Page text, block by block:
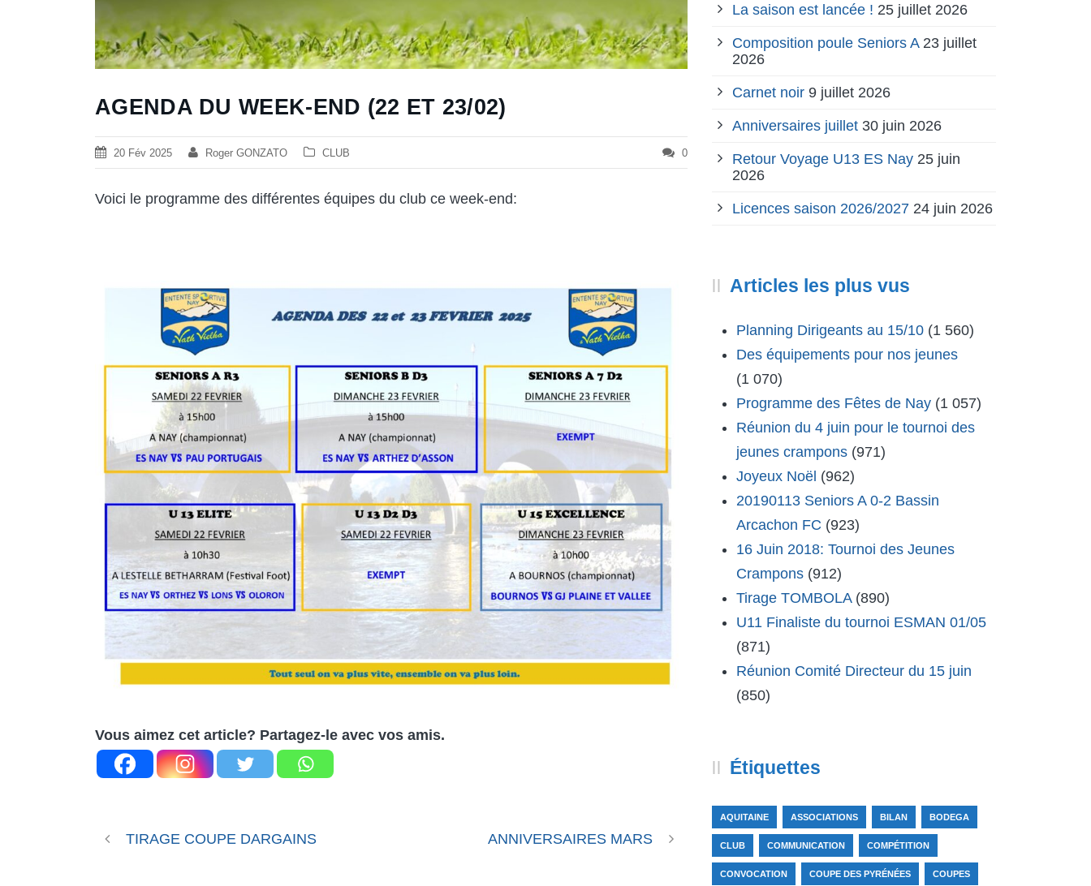
AGENDA DU WEEK-END (22 ET 23/02)
20 Fév 2025 Roger GONZATO CLUB 0
Voici le programme des différentes équipes du club ce week-end:
Vous aimez cet article? Partagez-le avec vos amis.
TIRAGE COUPE DARGAINS ANNIVERSAIRES MARS
La saison est lancée ! 25 juillet 2026
Composition poule Seniors A 23 juillet
2026
Carnet noir 9 juillet 2026
Anniversaires juillet 30 juin 2026
Retour Voyage U13 ES Nay 25 juin
2026
Licences saison 2026/2027 24 juin 2026
Articles les plus vus
Planning Dirigeants au 15/10 (1 560)
Des équipements pour nos jeunes
(1 070)
Programme des Fêtes de Nay (1 057)
Réunion du 4 juin pour le tournoi des
jeunes crampons (971)
Joyeux Noël (962)
20190113 Seniors A 0-2 Bassin
Arcachon FC (923)
16 Juin 2018: Tournoi des Jeunes
Crampons (912)
Tirage TOMBOLA (890)
U11 Finaliste du tournoi ESMAN 01/05
(871)
Réunion Comité Directeur du 15 juin
(850)
Étiquettes
AQUITAINE ASSOCIATIONS BILAN BODEGA
CLUB COMMUNICATION COMPÉTITION
CONVOCATION COUPE DES PYRÉNÉES COUPES